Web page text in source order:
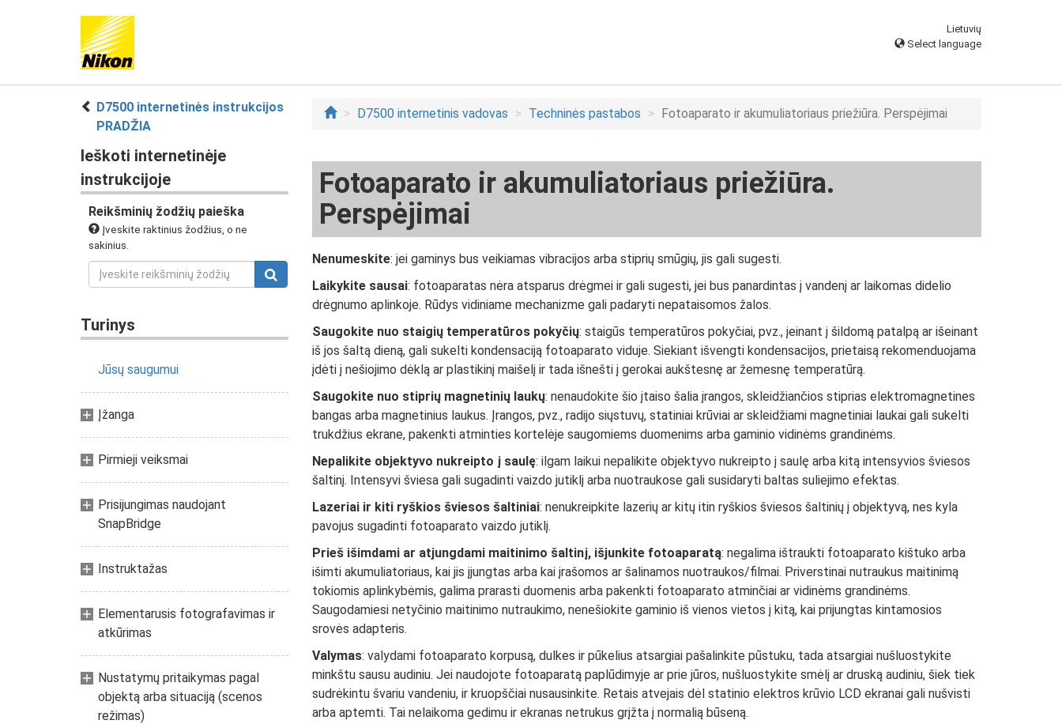
Lietuvių
Select language
D7500 internetinės instrukcijos
PRADŽIA
Ieškoti internetinėje
instrukcijoje
Reikšminių žodžių paieška
Įveskite raktinius žodžius, o ne
sakinius.
Turinys
Jūsų saugumui
Įžanga
Pirmieji veiksmai
Prisijungimas naudojant
SnapBridge
Instruktažas
Elementarusis fotografavimas ir
atkūrimas
Nustatymų pritaikymas pagal
objektą arba situaciją (scenos
režimas)
D7500 internetinis vadovas Techninės pastabos Fotoaparato ir akumuliatoriaus priežiūra. Perspėjimai
Fotoaparato ir akumuliatoriaus priežiūra.
Perspėjimai
Nenumeskite: jei gaminys bus veikiamas vibracijos arba stiprių smūgių, jis gali sugesti.
Laikykite sausai: fotoaparatas nėra atsparus drėgmei ir gali sugesti, jei bus panardintas į vandenį ar laikomas didelio
drėgnumo aplinkoje. Rūdys vidiniame mechanizme gali padaryti nepataisomos žalos.
Saugokite nuo staigių temperatūros pokyčių: staigūs temperatūros pokyčiai, pvz., įeinant į šildomą patalpą ar išeinant
iš jos šaltą dieną, gali sukelti kondensaciją fotoaparato viduje. Siekiant išvengti kondensacijos, prietaisą rekomenduojama
įdėti į nešiojimo dėklą ar plastikinį maišelį ir tada išnešti į gerokai aukštesnę ar žemesnę temperatūrą.
Saugokite nuo stiprių magnetinių laukų: nenaudokite šio įtaiso šalia įrangos, skleidžiančios stiprias elektromagnetines
bangas arba magnetinius laukus. Įrangos, pvz., radijo siųstuvų, statiniai krūviai ar skleidžiami magnetiniai laukai gali sukelti
trukdžius ekrane, pakenkti atminties kortelėje saugomiems duomenims arba gaminio vidinėms grandinėms.
Nepalikite objektyvo nukreipto į saulę: ilgam laikui nepalikite objektyvo nukreipto į saulę arba kitą intensyvios šviesos
šaltinį. Intensyvi šviesa gali sugadinti vaizdo jutiklį arba nuotraukose gali susidaryti baltas suliejimo efektas.
Lazeriai ir kiti ryškios šviesos šaltiniai: nenukreipkite lazerių ar kitų itin ryškios šviesos šaltinių į objektyvą, nes kyla
pavojus sugadinti fotoaparato vaizdo jutiklį.
Prieš išimdami ar atjungdami maitinimo šaltinį, išjunkite fotoaparatą: negalima ištraukti fotoaparato kištuko arba
išimti akumuliatoriaus, kai jis įjungtas arba kai įrašomos ar šalinamos nuotraukos/filmai. Priverstinai nutraukus maitinimą
tokiomis aplinkybėmis, galima prarasti duomenis arba pakenkti fotoaparato atminčiai ar vidinėms grandinėms.
Saugodamiesi netyčinio maitinimo nutraukimo, nenešiokite gaminio iš vienos vietos į kitą, kai prijungtas kintamosios
srovės adapteris.
Valymas: valydami fotoaparato korpusą, dulkes ir pūkelius atsargiai pašalinkite pūstuku, tada atsargiai nušluostykite
minkštu sausu audiniu. Jei naudojote fotoaparatą paplūdimyje ar prie jūros, nušluostykite smėlį ar druską audiniu, šiek tiek
sudrėkintu švariu vandeniu, ir kruopščiai nusausinkite. Retais atvejais dėl statinio elektros krūvio LCD ekranai gali nušvisti
arba aptemti. Tai nelaikoma gedimu ir ekranas netrukus grįžta į normalią būseną.